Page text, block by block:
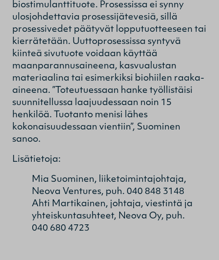
biostimulanttituote. Prosessissa ei synny
ulosjohdettavia prosessijätevesiä, sillä
prosessivedet päätyvät lopputuotteeseen tai
kierrätetään. Uuttoprosessissa syntyvä
kiinteä sivutuote voidaan käyttää
maanparannusaineena, kasvualustan
materiaalina tai esimerkiksi biohiilen raaka-
aineena. ”Toteutuessaan hanke työllistäisi
suunnitellussa laajuudessaan noin 15
henkilöä. Tuotanto menisi lähes
kokonaisuudessaan vientiin”, Suominen
sanoo.
Lisätietoja:
Mia Suominen, liiketoimintajohtaja,
Neova Ventures, puh. 040 848 3148
Ahti Martikainen, johtaja, viestintä ja
yhteiskuntasuhteet, Neova Oy, puh.
040 680 4723